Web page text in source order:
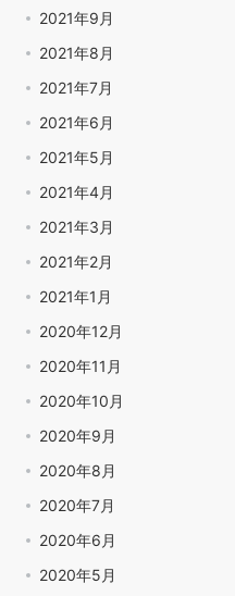
2021年9月
2021年8月
2021年7月
2021年6月
2021年5月
2021年4月
2021年3月
2021年2月
2021年1月
2020年12月
2020年11月
2020年10月
2020年9月
2020年8月
2020年7月
2020年6月
2020年5月